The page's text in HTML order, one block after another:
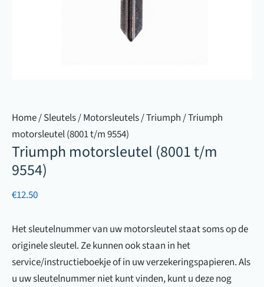
Home/Sleutels/Motorsleutels/Triumph/ Triumph
motorsleutel (8001 t/m 9554)
Triumph motorsleutel (8001 t/m
9554)
€12.50
Het sleutelnummer van uw motorsleutel staat soms op de
originele sleutel. Ze kunnen ook staan in het
service/instructieboekje of in uw verzekeringspapieren. Als
u uw sleutelnummer niet kunt vinden, kunt u deze nog